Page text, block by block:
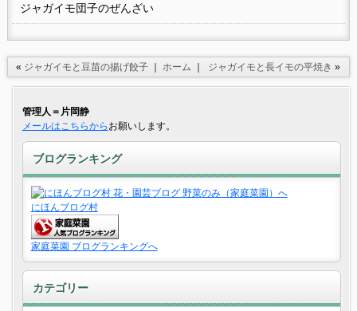
ジャガイモ団子のぜんざい
« ジャガイモと豆苗の揚げ餃子 ｜ホーム ｜ ジャガイモと長イモの平焼き »
管理人＝片岡静
メールはこちらから お願いします。
ブログランキング
にほんブログ村
家庭菜園 ブログランキングへ
カテゴリー